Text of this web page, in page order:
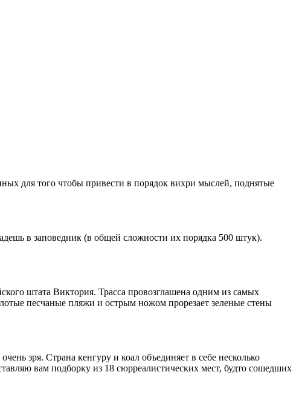
для того чтобы привести в порядок вихри мыслей, поднятые
в заповедник (в общей сложности их порядка 500 штук).
штата Виктория. Трасса провозглашена одним из самых
песчаные пляжи и острым ножом прорезает зеленые стены
зря. Страна кенгуру и коал объединяет в себе несколько
вам подборку из 18 сюрреалистических мест, будто сошедших